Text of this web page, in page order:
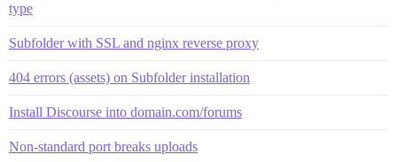
type
Subfolder with SSL and nginx reverse proxy
404 errors (assets) on Subfolder installation
Install Discourse into domain.com/forums
Non-standard port breaks uploads